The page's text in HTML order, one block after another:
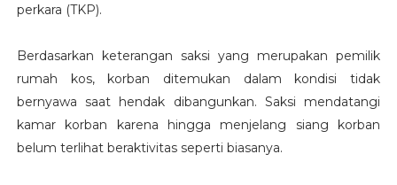
perkara (TKP).
Berdasarkan keterangan saksi yang merupakan pemilik
rumah kos, korban ditemukan dalam kondisi tidak
bernyawa saat hendak dibangunkan. Saksi mendatangi
kamar korban karena hingga menjelang siang korban
belum terlihat beraktivitas seperti biasanya.